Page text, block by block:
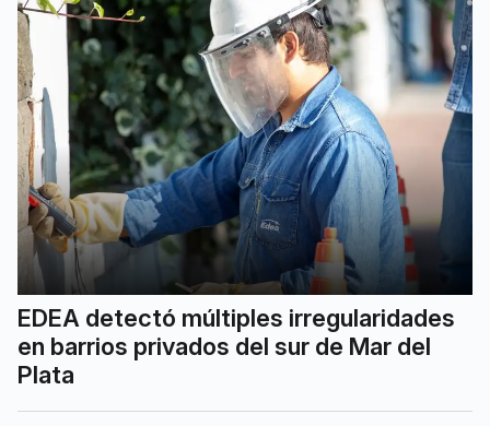
EDEA detectó múltiples irregularidades
en barrios privados del sur de Mar del
Plata